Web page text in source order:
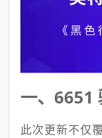
一、6651
此次更新不仅